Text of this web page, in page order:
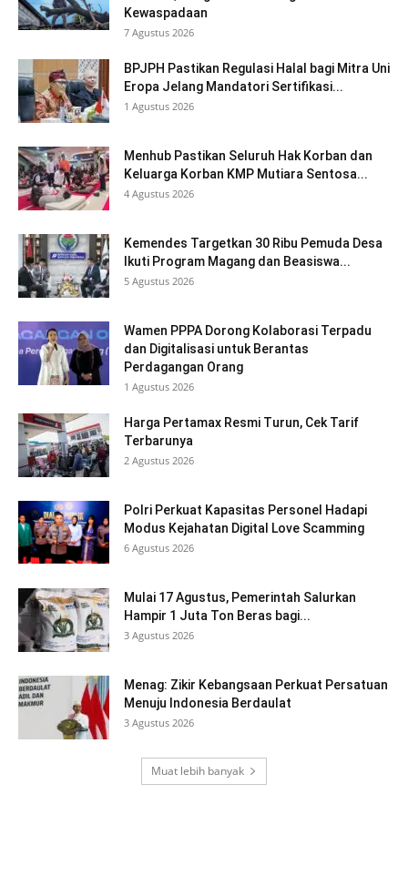
Kewaspadaan
7 Agustus 2026
BPJPH Pastikan Regulasi Halal bagi Mitra Uni
Eropa Jelang Mandatori Sertifikasi...
1 Agustus 2026
Menhub Pastikan Seluruh Hak Korban dan
Keluarga Korban KMP Mutiara Sentosa...
4 Agustus 2026
Kemendes Targetkan 30 Ribu Pemuda Desa
Ikuti Program Magang dan Beasiswa...
5 Agustus 2026
Wamen PPPA Dorong Kolaborasi Terpadu
dan Digitalisasi untuk Berantas
Perdagangan Orang
1 Agustus 2026
Harga Pertamax Resmi Turun, Cek Tarif
Terbarunya
2 Agustus 2026
Polri Perkuat Kapasitas Personel Hadapi
Modus Kejahatan Digital Love Scamming
6 Agustus 2026
Mulai 17 Agustus, Pemerintah Salurkan
Hampir 1 Juta Ton Beras bagi...
3 Agustus 2026
Menag: Zikir Kebangsaan Perkuat Persatuan
Menuju Indonesia Berdaulat
3 Agustus 2026
Muat lebih banyak